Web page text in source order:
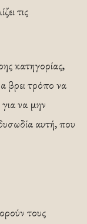
τις
κατηγορίας,
βρει τρόπο να
να μην
αυτή, που
τους